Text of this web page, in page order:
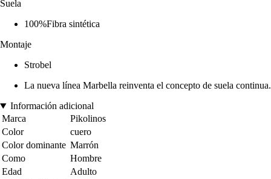
Suela
100%Fibra sintética
Montaje
Strobel
La nueva línea Marbella reinventa el concepto de suela continua.
Información adicional
Marca
Pikolinos
Color
cuero
Color dominante Marrón
Como
Hombre
Edad
Adulto